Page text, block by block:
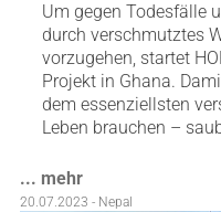
Um gegen Todesfälle
durch verschmutztes
vorzugehen, startet
Projekt in Ghana.
dem essenziellsten
Leben brauchen –
... mehr
20.07.2023 - Nepal